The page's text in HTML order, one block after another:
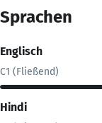
Sprachen
Englisch
C1 (Fließend)
Hindi